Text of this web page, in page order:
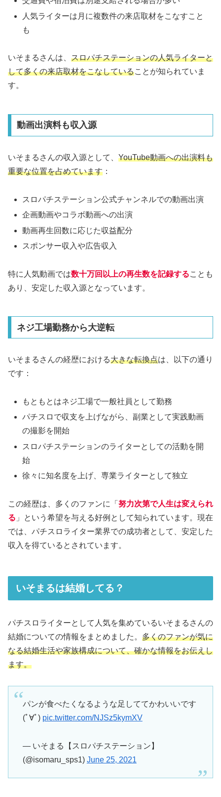
人気ライターは月に複数件の来店取材をこなすこと
も
いそまるさんは、 スロパチステーションの人気ライターと
して多くの来店取材をこなしていることが知られていま
す。
動画出演料も収入源
いそまるさんの収入源として、 YouTube動画への出演料も
重要な位置を占めています ：
スロパチステーション公式チャンネルでの動画出演
企画動画やコラボ動画への出演
動画再生回数に応じた収益配分
スポンサー収入や広告収入
特に人気動画では数十万回以上の再生数を記録することも
あり、安定した収入源となっています。
ネジ工場勤務から大逆転
いそまるさんの経歴における大きな転換点は、以下の通り
です：
もともとはネジ工場で一般社員として勤務
パチスロで収支を上げながら、副業として実践動画
の撮影を開始
スロパチステーションのライターとしての活動を開
始
徐々に知名度を上げ、専業ライターとして独立
この経歴は、多くのファンに「努力次第で人生は変えられ
る 」という希望を与える好例として知られています。現在
では、パチスロライター業界での成功者として、安定した
収入を得ているとされています。
いそまるは結婚してる？
パチスロライターとして人気を集めているいそまるさんの
結婚についての情報をまとめました。 多くのファンが気に
なる結婚生活や家族構成について、確かな情報をお伝えし
ます。
パンが食べたくなるような足しててかわいいです
(ﾟ∀ﾟ) pic.twitter.com/NJSz5kymXV
— いそまる【スロパチステーション】
(@isomaru_sps1) June 25, 2021